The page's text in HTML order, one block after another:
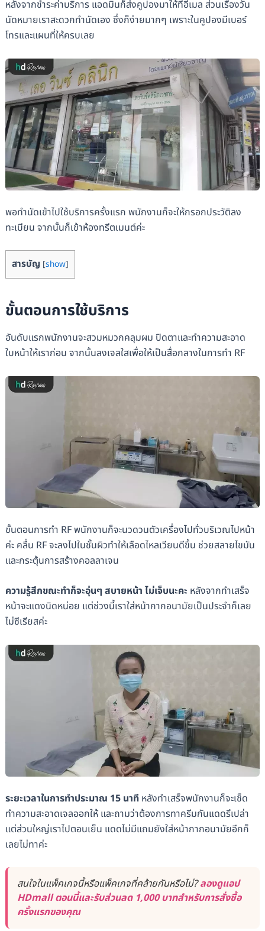
หลังจากชำระค่าบริการ แอดมินก็ส่งคูปองมาให้ที่อีเมล ส่วนเรื่องวัน
นัดหมายเราสะดวกทำนัดเอง ซึ่งก็ง่ายมากๆ เพราะในคูปองมีเบอร์
โทรและแผนที่ให้ครบเลย
พอทำนัดเข้าไปใช้บริการครั้งแรก พนักงานก็จะให้กรอกประวัติลง
ทะเบียน จากนั้นก็เข้าห้องทรีตเมนต์ค่ะ
สารบัญ [show]
ขั้นตอนการใช้บริการ
อันดับแรกพนักงานจะสวมหมวกคลุมผม ปิดตาและทำความสะอาด
ใบหน้าให้เราก่อน จากนั้นลงเจลใสเพื่อให้เป็นสื่อกลางในการทำ RF
ขั้นตอนการทำ RF พนักงานก็จะนวดวนตัวเครื่องไปทั่วบริเวณไปหน้า
ค่ะ คลื่น RF จะลงไปในชั้นผิวทำให้เลือดไหลเวียนดีขึ้น ช่วยสลายไขมัน
และกระตุ้นการสร้างคอลลาเจน
ความรู้สึกขณะทำก็จะอุ่นๆ สบายหน้า ไม่เจ็บนะคะ หลังจากทำเสร็จ
หน้าจะแดงนิดหน่อย แต่ช่วงนี้เราใส่หน้ากากอนามัยเป็นประจำก็เลย
ไม่ซีเรียสค่ะ
ระยะเวลาในการทำประมาณ 15 นาทีหลังทำเสร็จพนักงานก็จะเช็ด
ทำความสะอาดเจลออกให้ และถามว่าต้องการทาครีมกันแดดรึเปล่า
แต่ส่วนใหญ่เราไปตอนเย็น แดดไม่มีแถมยังใส่หน้ากากอนามัยอีกก็
เลยไม่ทาค่ะ
สนใจในแพ็คเกจนี้หรือแพ็คเกจที่คล้ายกันหรือไม่?ลองดูแอป
HDmall ตอนนี้และรับส่วนลด 1,000 บาทสำหรับการสั่งซื้อ
ครั้งแรกของคุณ